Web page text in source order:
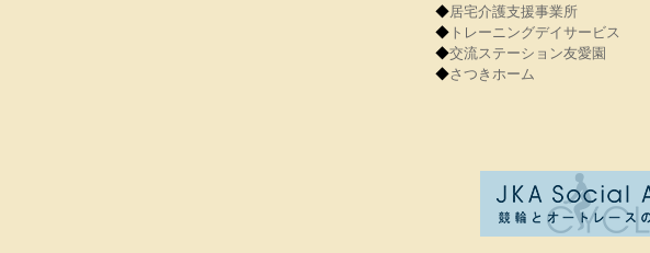
◆居宅介護支援事業所
◆ トレーニングデイサービス
◆交流ステーション友愛園
◆さつきホーム